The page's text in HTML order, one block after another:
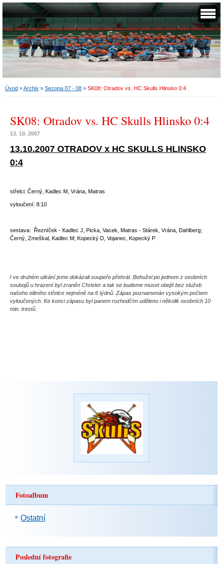
Úvod »Archiv » Sezona 07 - 08 » SK08: Otradov vs. HC Skulls Hlinsko 0:4
SK08: Otradov vs. HC Skulls Hlinsko 0:4
13. 10. 2007
13.10.2007 OTRADOV x HC SKULLS HLINSKO
0:4
střelci: Černý, Kadlec M, Vrána, Matras
vyloučení: 8:10
sestava: Řezníček - Kadlec J, Picka, Vacek, Matras - Stárek, Vrána, Dahlberg;
Černý, Zmeškal, Kadlec M; Kopecký D, Vojanec, Kopecký P
I ve druhém utkání jsme dokázali soupeře přehrát. Bohužel po jednom z osobních
soubojů u hrazení byl zraněn Christer a tak se budeme muset obejít bez služeb
našeho elitního střelce nejméně na 6 týdnů. Zápas poznamenán vysokým počtem
vyloučených. Ke konci zápasu byl panem rozhodčím uděleno i několik osobních 10
min. trestů.
Fotoalbum
Ostatní
Poslední fotografie